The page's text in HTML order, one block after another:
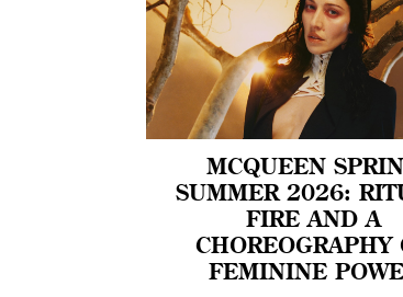
MCQUEEN
SUMMER 2026:
FIRE AND A
CHOREOGRAPHY
FEMININE